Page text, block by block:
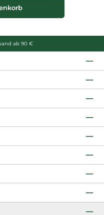
ab 90 €